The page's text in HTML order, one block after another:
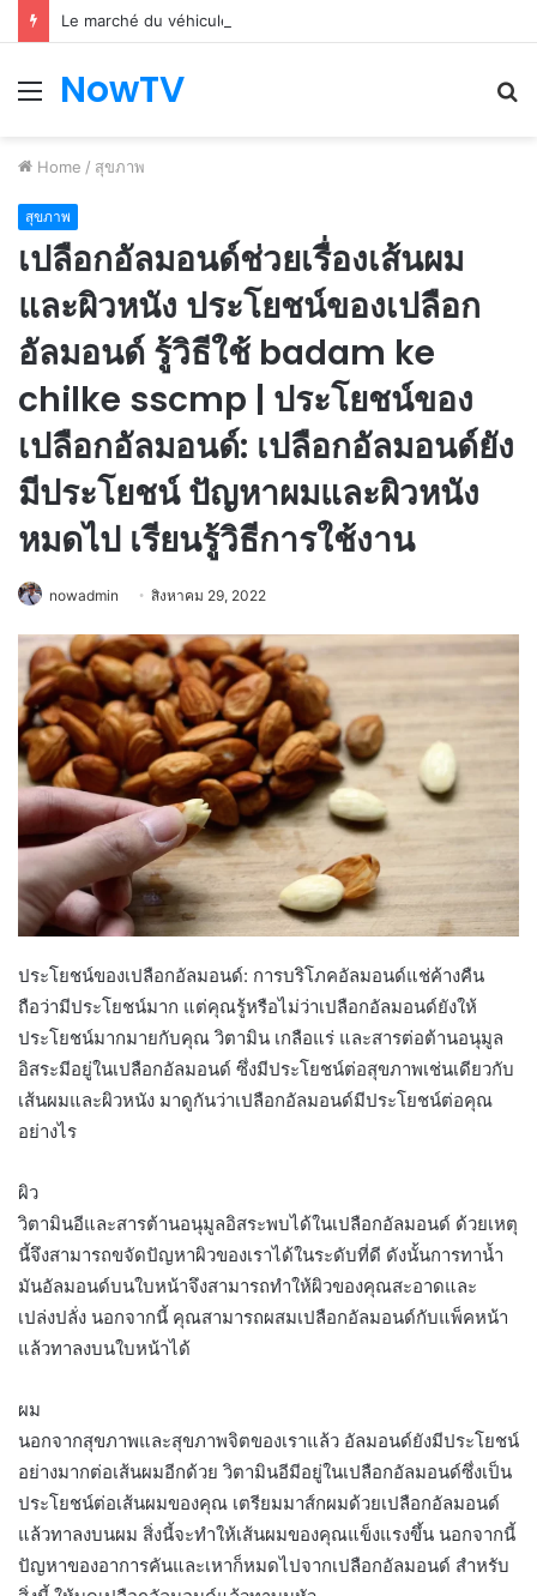
Le marché du véhicule d’occasion en plein essor
Menu
NowTV
Home / สุขภาพ
สุขภาพ
เปลือกอัลมอนด์ช่วยเรื่องเส้นผม
และผิวหนัง ประโยชน์ของเปลือก
อัลมอนด์ รู้วิธีใช้ badam ke
chilke sscmp | ประโยชน์ของ
เปลือกอัลมอนด์: เปลือกอัลมอนด์ยัง
มีประโยชน์ ปัญหาผมและผิวหนัง
หมดไป เรียนรู้วิธีการใช้งาน
nowadmin สิงหาคม 29, 2022
ประโยชน์ของเปลือกอัลมอนด์: การบริโภคอัลมอนด์แช่ค้างคืน
ถือว่ามีประโยชน์มาก แต่คุณรู้หรือไม่ว่าเปลือกอัลมอนด์ยังให้
ประโยชน์มากมายกับคุณ วิตามิน เกลือแร่ และสารต่อต้านอนุมูล
อิสระมีอยู่ในเปลือกอัลมอนด์ ซึ่งมีประโยชน์ต่อสุขภาพเช่นเดียวกับ
เส้นผมและผิวหนัง มาดูกันว่าเปลือกอัลมอนด์มีประโยชน์ต่อคุณ
อย่างไร
ผิว
วิตามินอีและสารต้านอนุมูลอิสระพบได้ในเปลือกอัลมอนด์ ด้วยเหตุ
นี้จึงสามารถขจัดปัญหาผิวของเราได้ในระดับที่ดี ดังนั้นการทาน้ำ
มันอัลมอนด์บนใบหน้าจึงสามารถทำให้ผิวของคุณสะอาดและ
เปล่งปลั่ง นอกจากนี้ คุณสามารถผสมเปลือกอัลมอนด์กับแพ็คหน้า
แล้วทาลงบนใบหน้าได้
ผม
นอกจากสุขภาพและสุขภาพจิตของเราแล้ว อัลมอนด์ยังมีประโยชน์
อย่างมากต่อเส้นผมอีกด้วย วิตามินอีมีอยู่ในเปลือกอัลมอนด์ซึ่งเป็น
ประโยชน์ต่อเส้นผมของคุณ เตรียมมาส์กผมด้วยเปลือกอัลมอนด์
แล้วทาลงบนผม สิ่งนี้จะทำให้เส้นผมของคุณแข็งแรงขึ้น นอกจากนี้
ปัญหาของอาการคันและเหาก็หมดไปจากเปลือกอัลมอนด์ สำหรับ